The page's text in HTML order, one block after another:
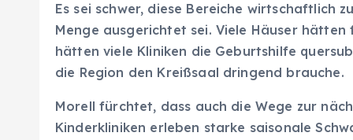
Es sei schwer, diese Bereiche wirtschaftlich
Menge ausgerichtet sei. Viele Häuser
hätten viele Kliniken die Geburtshilfe
die Region den Kreißsaal dringend brauche.
Morell fürchtet, dass auch die Wege zur
Kinderkliniken erleben starke saisonale